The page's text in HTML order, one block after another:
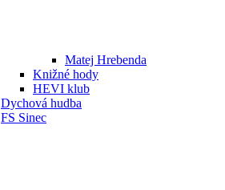
Matej Hrebenda
Knižné hody
HEVI klub
Dychová hudba
FS Sinec